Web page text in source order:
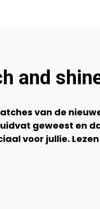
and
van de
geweest en
voor jullie.